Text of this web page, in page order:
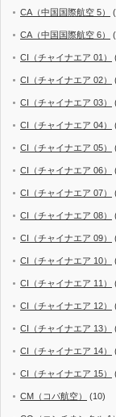
CA（中国国際航空 5）
CA（中国国際航空 6）
CI（チャイナエア 01）
CI（チャイナエア 02）
CI（チャイナエア 03）
CI（チャイナエア 04）
CI（チャイナエア 05）
CI（チャイナエア 06）
CI（チャイナエア 07）
CI（チャイナエア 08）
CI（チャイナエア 09）
CI（チャイナエア 10）
CI（チャイナエア 11）
CI（チャイナエア 12）
CI（チャイナエア 13）
CI（チャイナエア 14）
CI（チャイナエア 15）
CM（コパ航空） (10)